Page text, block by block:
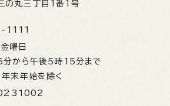
の丸三丁目1番1号
1111
金曜日
から午後5時15分まで
年末年始を除く